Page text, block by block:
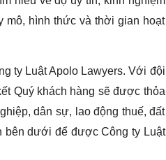
mô, hình thức và thời gian hoạt
ty Luật Apolo Lawyers. Với đội
Quý khách hàng sẽ được thỏa
dân sự, lao động thuế, đất
bên dưới để được Công ty Luật